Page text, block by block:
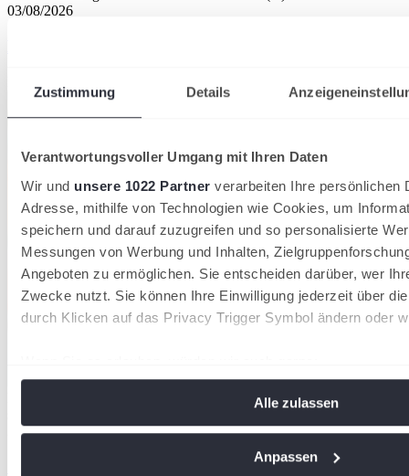
Zustimmung Details
Verantwortungsvoller Umgang mit Ihren Daten
Wir und unsere 1022 Partner verarbeiten Ihre persönlichen
Adresse, mithilfe von Technologien wie Cookies, um
speichern und darauf zuzugreifen und so personalisierte
Messungen von Werbung und Inhalten,
Angeboten zu ermöglichen. Sie entscheiden darüber, wer
Zwecke nutzt. Sie können Ihre Einwilligung jederzeit über
durch Klicken auf das Privacy Trigger Symbol ändern oder
Ihr Gerät durch aktives Scannen nach bestimmten
Alle zulassen
Anpassen
03/08/2026
Die Mannschaften des TC Weinheim 1902 und des TC Radolfzell
27/07/2026
Spannendes Saisonfinale: Weinheim und Radolfzell